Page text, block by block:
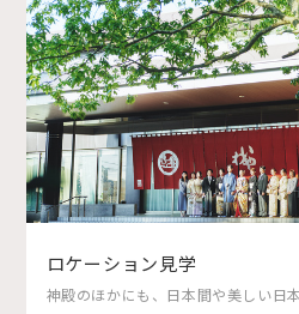
ロケーション見学
神殿のほかにも、日本間や美しい日